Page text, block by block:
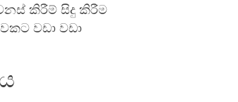
කිරීම් සිදු කිරීම
වඩා වඩා